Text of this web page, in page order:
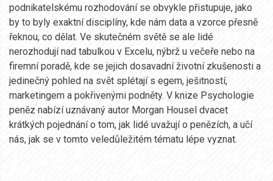
podnikatelskému rozhodování se obvykle přistupuje, jako
by to byly exaktní disciplíny, kde nám data a vzorce přesně
řeknou, co dělat. Ve skutečném světě se ale lidé
nerozhodují nad tabulkou v Excelu, nýbrž u večeře nebo na
firemní poradě, kde se jejich dosavadní životní zkušenosti a
jedinečný pohled na svět splétají s egem, ješitností,
marketingem a pokřivenými podněty. V knize Psychologie
peněz nabízí uznávaný autor Morgan Housel dvacet
krátkých pojednání o tom, jak lidé uvažují o penězích, a učí
nás, jak se v tomto veledůležitém tématu lépe vyznat.